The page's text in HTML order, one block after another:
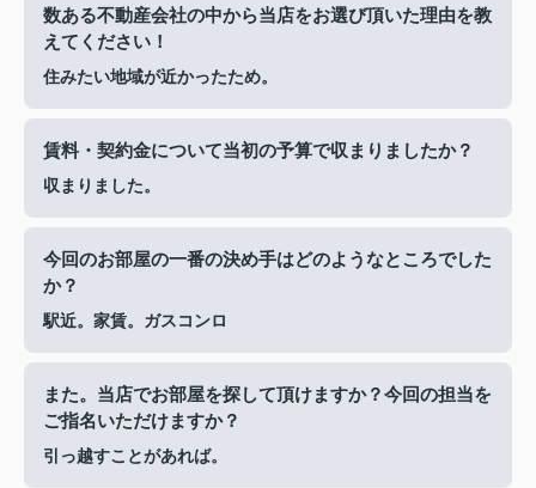
数ある不動産会社の中から当店をお選び頂いた理由を教
えてください！
住みたい地域が近かったため。
賃料・契約金について当初の予算で収まりましたか？
収まりました。
今回のお部屋の一番の決め手はどのようなところでした
か？
駅近。家賃。ガスコンロ
また。当店でお部屋を探して頂けますか？今回の担当を
ご指名いただけますか？
引っ越すことがあれば。